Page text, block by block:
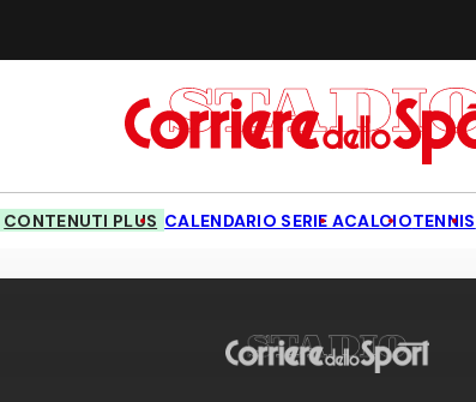
CONTENUTI PLUS CALENDARIO SERIE ACALCIOTENNIS